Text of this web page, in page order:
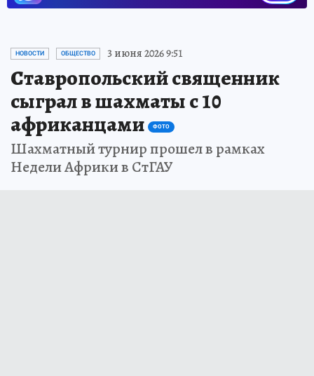
НОВОСТИ ОБЩЕСТВО 3 июня 2026 9:51
Ставропольский священник
сыграл в шахматы с 10
африканцами
ФОТО
Шахматный турнир прошел в рамках
Недели Африки в СтГАУ